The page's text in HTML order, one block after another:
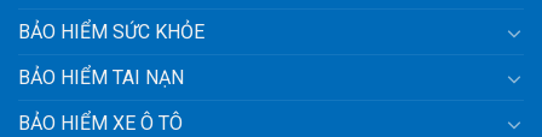
BẢO HIỂM SỨC KHỎE
BẢO HIỂM TAI NẠN
BẢO HIỂM XE Ô TÔ